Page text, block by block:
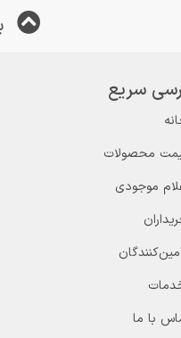
سریع
محصولات
موجودی
با ما